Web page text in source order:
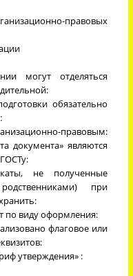
правовых
могут отделяться
обязательно
правовым:
документа» являются
не полученные
при
по виду оформления:
флаговое или
утверждения» :